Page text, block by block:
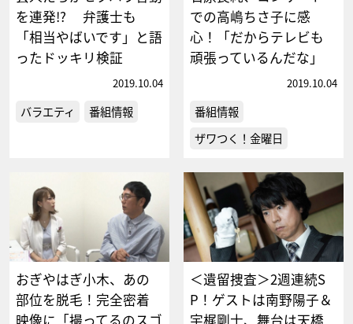
を連発!? 弁護士も
「相当やばいです」と語
ったドッキリ検証
2019.10.04
バラエティ 番組情報
での高嶋ちさ子に感
心！「だからテレビも
頑張っているんだな」
2019.10.04
番組情報
ザワつく！金曜日
おぎやはぎ小木、あの
部位を脱毛！完全密着
映像に「撮ってるのスゴ
＜遺留捜査＞2週連続S
P！ゲストは南野陽子＆
宇梶剛士、舞台は天橋